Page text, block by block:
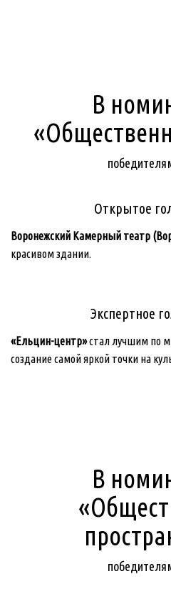
В
Открытое
Воронежский Камерный театр
красивом здании.
Экспертное
«Ельцин-центр»стал лучшим по
создание самой яркой точки на
В